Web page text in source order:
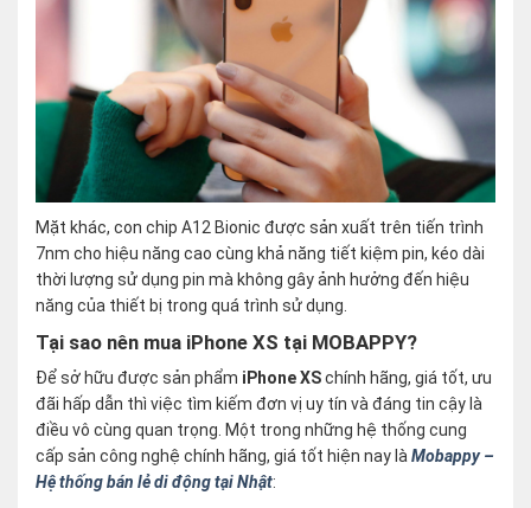
Mặt khác, con chip A12 Bionic được sản xuất trên tiến trình
7nm cho hiệu năng cao cùng khả năng tiết kiệm pin, kéo dài
thời lượng sử dụng pin mà không gây ảnh hưởng đến hiệu
năng của thiết bị trong quá trình sử dụng.
Tại sao nên mua iPhone XS tại MOBAPPY?
Để sở hữu được sản phẩm iPhone XSchính hãng, giá tốt, ưu
đãi hấp dẫn thì việc tìm kiếm đơn vị uy tín và đáng tin cậy là
điều vô cùng quan trọng. Một trong những hệ thống cung
cấp sản công nghệ chính hãng, giá tốt hiện nay là Mobappy –
Hệ thống bán lẻ di động tại Nhật: